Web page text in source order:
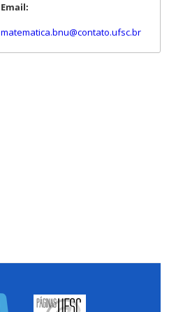
Email:
matematica.bnu@contato.ufsc.br